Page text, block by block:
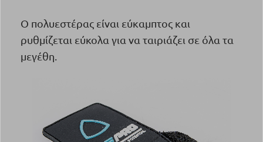
Ο πολυεστέρας είναι εύκαμπτος και
ρυθμίζεται εύκολα για να ταιριάζει σε όλα τα
μεγέθη.